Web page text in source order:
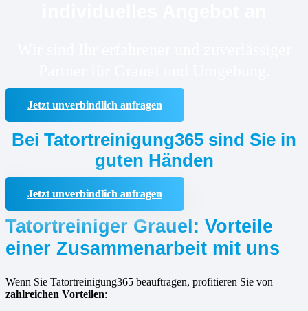
Jetzt unverbindlich anfragen
Bei Tatortreinigung365 sind Sie in
guten Händen
Jetzt unverbindlich anfragen
Tatortreiniger Grauel: Vorteile
einer Zusammenarbeit mit uns
Wenn Sie Tatortreinigung365 beauftragen, profitieren Sie von
zahlreichen Vorteilen: